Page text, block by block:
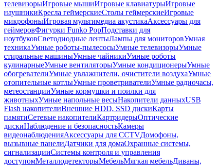
телевизорыИгровые мышиИгровые клавиатурыИгровые
наушникиКресла геймерскиеСтолы геймерскиеИгровые
микрофоныИгровая мультимедиа акустикаАксессуары для
геймеровФигурки Funko PopПодставки для
ноутбуковСветодиодные лентыЛампы для мониторовУмная
техникаУмные роботы-пылесосыУмные телевизорыУмные
стиральные машиныУмные чайникиУмные роботы
кулинарныеУмные вентиляторыУмные кондиционерыУмные
обогревателиУмные увлажнители, очистители воздухаУмные
отопительные котлыУмные проветривателиУмные радиочасы,
метеостанцииУмные кормушки и поилки для
животныхУмные напольные весыНакопители данныхUSB
Flash накопителиВнешние HDD, SSD дискиКарты
памятиСетевые накопителиКартридерыОптические
дискиНаблюдение и безопасностьКамеры
видеонаблюденияАксессуары для CCTVДомофоны,
вызывные панелиДатчики для домаОхранные системы,
сигнализацииСистемы контроля и управления
доступомМеталлодетекторыМебельМягкая мебельДиваны,